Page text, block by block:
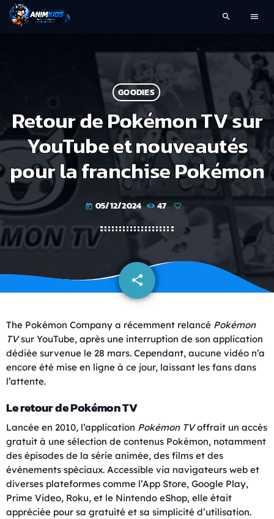
search menu
GOODIES
Retour de Pokémon TV sur
YouTube et nouveautés
pour la franchise Pokémon
today 05/12/2024 47
share
email
The Pokémon Company a récemment relancé Pokémon
TVsur YouTube, après une interruption de son application
dédiée survenue le 28 mars. Cependant, aucune vidéo n’a
encore été mise en ligne à ce jour, laissant les fans dans
l’attente.
Le retour de Pokémon TV
Lancée en 2010, l’application Pokémon TVoffrait un accès
gratuit à une sélection de contenus Pokémon, notamment
des épisodes de la série animée, des films et des
événements spéciaux. Accessible via navigateurs web et
diverses plateformes comme l’App Store, Google Play,
Prime Video, Roku, et le Nintendo eShop, elle était
appréciée pour sa gratuité et sa simplicité d’utilisation.